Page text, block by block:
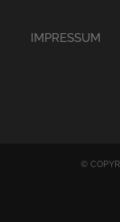
IMPRESSUM
©